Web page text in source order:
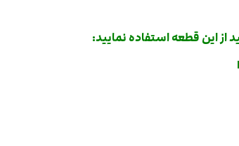
از این قطعه استفاده نمایید: